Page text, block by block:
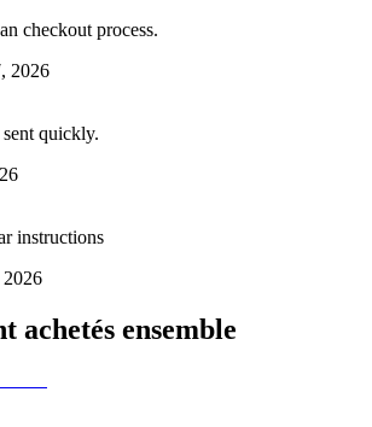
checkout process.
2026
quickly.
instructions
2026
achetés ensemble